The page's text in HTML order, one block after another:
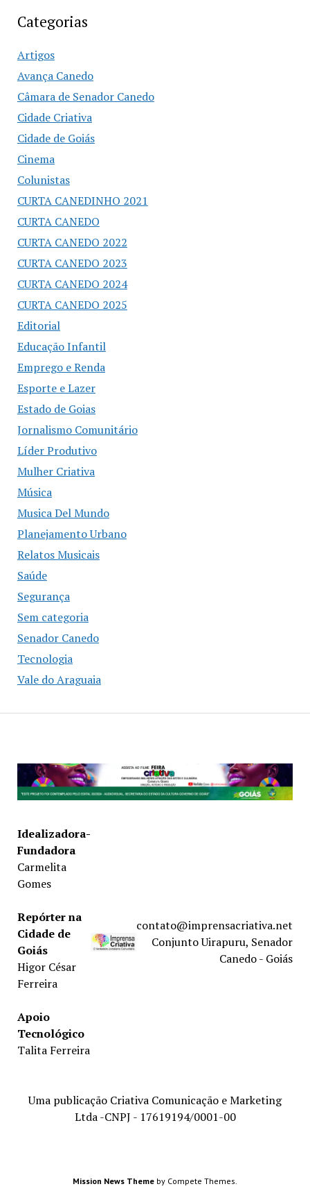
Categorias
Artigos
Avança Canedo
Câmara de Senador Canedo
Cidade Criativa
Cidade de Goiás
Cinema
Colunistas
CURTA CANEDINHO 2021
CURTA CANEDO
CURTA CANEDO 2022
CURTA CANEDO 2023
CURTA CANEDO 2024
CURTA CANEDO 2025
Editorial
Educação Infantil
Emprego e Renda
Esporte e Lazer
Estado de Goias
Jornalismo Comunitário
Líder Produtivo
Mulher Criativa
Música
Musica Del Mundo
Planejamento Urbano
Relatos Musicais
Saúde
Segurança
Sem categoria
Senador Canedo
Tecnologia
Vale do Araguaia
Idealizadora-
Fundadora
Carmelita
Gomes
Repórter na
Cidade de
Goiás
Higor César
Ferreira
Apoio
Tecnológico
Talita Ferreira
contato@imprensacriativa.net
Conjunto Uirapuru, Senador
Canedo - Goiás
Uma publicação Criativa Comunicação e Marketing
Ltda -CNPJ - 17619194/0001-00
Mission News Theme by Compete Themes.